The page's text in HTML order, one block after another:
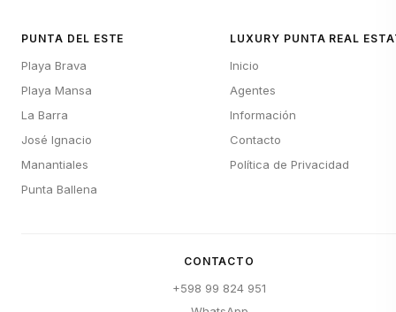
PUNTA DEL ESTE
Playa Brava
Playa Mansa
La Barra
José Ignacio
Manantiales
Punta Ballena
LUXURY PUNTA REAL
Inicio
Agentes
Información
Contacto
Política de Privacidad
CONTACTO
+598 99 824 951